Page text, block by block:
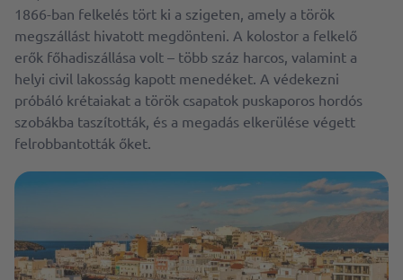
1866-ban felkelés tört ki a szigeten, amely a török ​​
megszállást hivatott megdönteni. A kolostor a felkelő
erők főhadiszállása volt – több száz harcos, valamint a
helyi civil lakosság kapott menedéket. A védekezni
próbáló krétaiakat a török ​​csapatok puskaporos hordós
szobákba taszították, és a megadás elkerülése végett
felrobbantották őket.